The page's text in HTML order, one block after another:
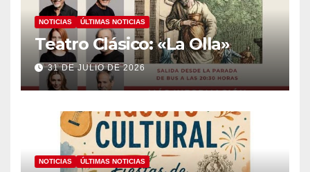
NOTICIAS ÚLTIMAS NOTICIAS
Teatro Clásico: «La Olla»
31 DE JULIO DE 2026
NOTICIAS ÚLTIMAS NOTICIAS